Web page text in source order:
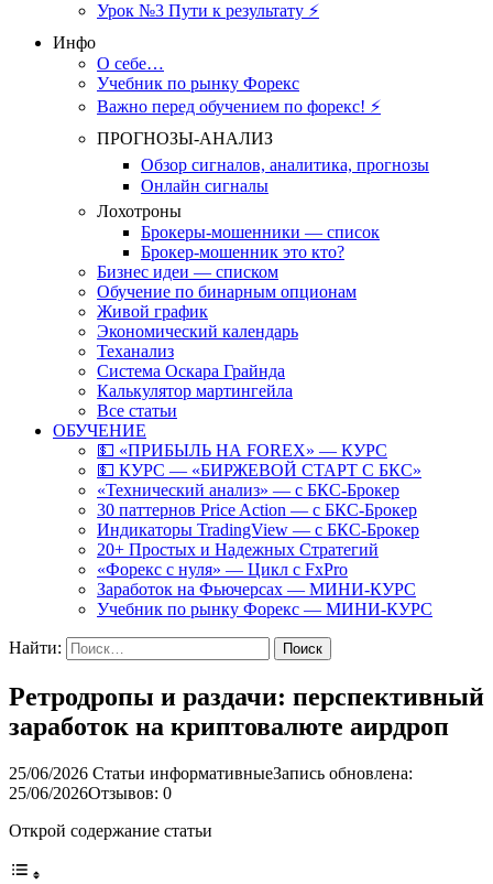
Урок №3 Пути к результату ⚡️
Инфо
О себе…
Учебник по рынку Форекс
Важно перед обучением по форекс! ⚡
ПРОГНОЗЫ-АНАЛИЗ
Обзор сигналов, аналитика, прогнозы
Онлайн сигналы
Лохотроны
Брокеры-мошенники — список
Брокер-мошенник это кто?
Бизнес идеи — списком
Обучение по бинарным опционам
Живой график
Экономический календарь
Теханализ
Система Оскара Грайнда
Калькулятор мартингейла
Все статьи
ОБУЧЕНИЕ
💵 «ПРИБЫЛЬ НА FOREX» — КУРС
💵 КУРС — «БИРЖЕВОЙ СТАРТ С БКС»
«Технический анализ» — с БКС-Брокер
30 паттернов Price Action — с БКС-Брокер
Индикаторы TradingView — с БКС-Брокер
20+ Простых и Надежных Стратегий
«Форекс с нуля» — Цикл с FxPro
Заработок на Фьючерсах — МИНИ-КУРС
Учебник по рынку Форекс — МИНИ-КУРС
Найти:
Ретродропы и раздачи: перспективный
заработок на криптовалюте аирдроп
25/06/2026 Статьи информативныеЗапись обновлена:
25/06/2026Отзывов: 0
Открой содержание статьи